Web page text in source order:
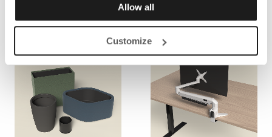
Allow all
Customize